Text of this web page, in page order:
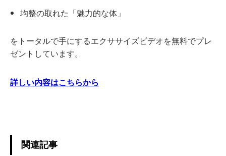
均整の取れた「魅力的な体」
をトータルで手にするエクササイズビデオを無料でプレ
ゼントしています。
詳しい内容はこちらから
関連記事